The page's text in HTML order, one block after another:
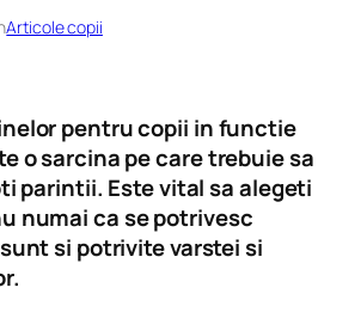
Articole copii
pentru copii in functie
o sarcina pe care trebuie sa
parintii. Este vital sa alegeti
numai ca se potrivesc
si potrivite varstei si